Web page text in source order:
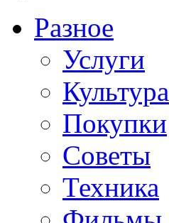
Разное
Услуги
Культура
Покупки
Советы
Техника